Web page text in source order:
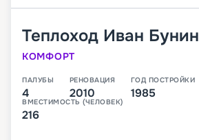
Теплоход Иван Бунин
КОМФОРТ
ПАЛУБЫ
4
РЕНОВАЦИЯ
2010
ГОД ПОСТРОЙКИ
1985
ВМЕСТИМОСТЬ (ЧЕЛОВЕК)
216